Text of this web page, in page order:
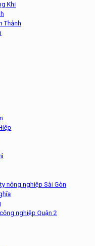
Khi
Thành
nông nghiệp Sài Gòn
nghiệp Quận 2